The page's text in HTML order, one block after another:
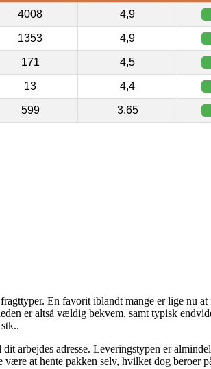
4008 4,9
1353 4,9
171 4,5
13 4,4
599 3,65
En favorit iblandt mange er lige nu
er altså vældig bekvem, samt typisk
arbejdes adresse. Leveringstypen er
at hente pakken selv, hvilket dog beroer